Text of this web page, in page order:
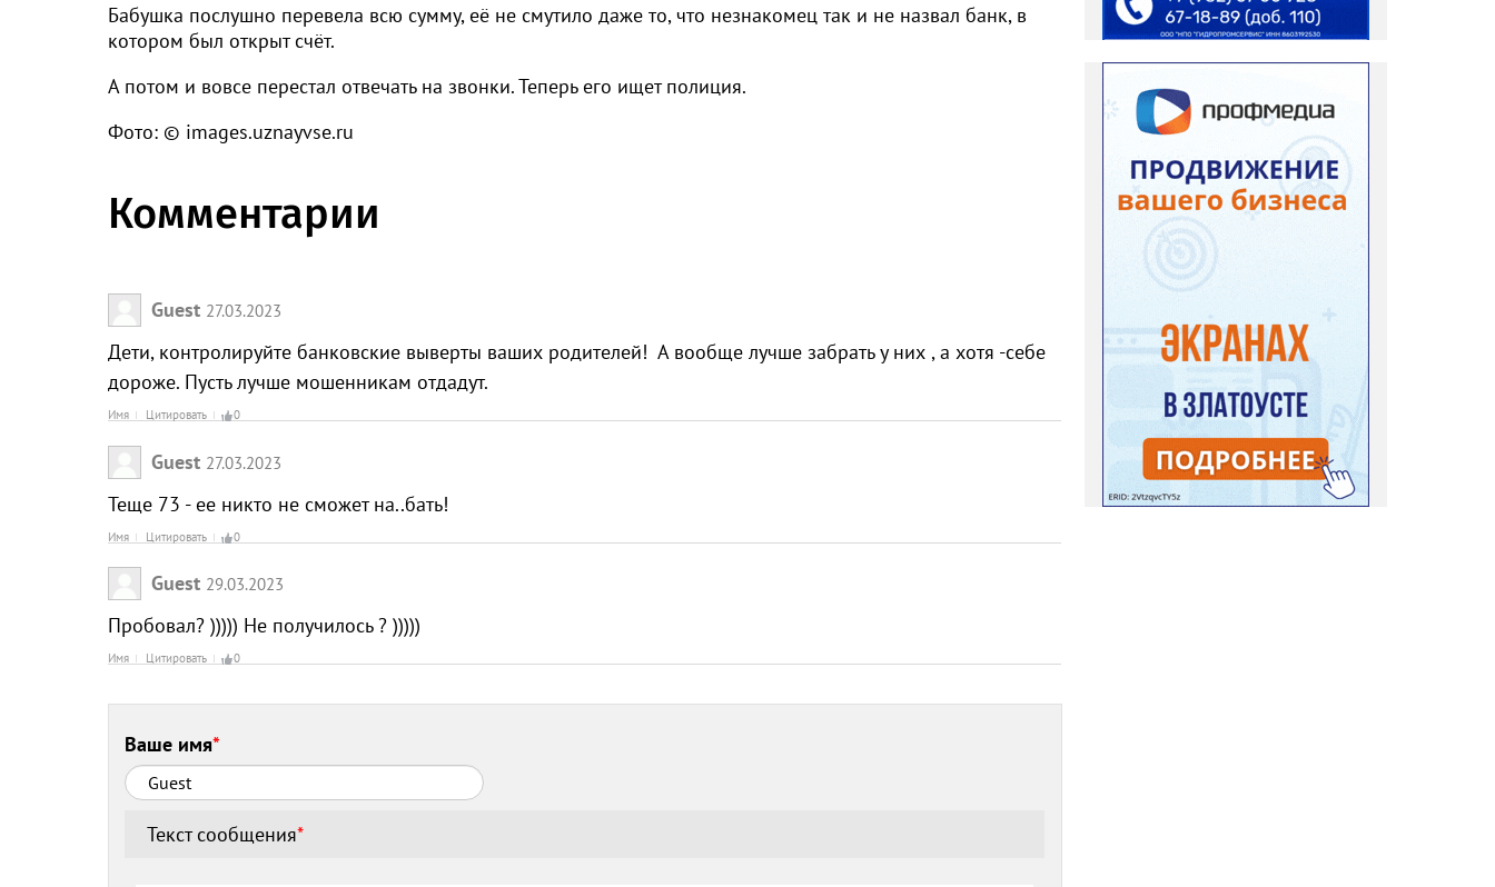
Бабушка послушно перевела всю сумму, её не смутило даже то, что незнакомец так и не назвал банк, в
котором был открыт счёт.
А потом и вовсе перестал отвечать на звонки. Теперь его ищет полиция.
Фото: © images.uznayvse.ru
Комментарии
Guest 27.03.2023
Дети, контролируйте банковские выверты ваших родителей! А вообще лучше забрать у них , а хотя -себе
дороже. Пусть лучше мошенникам отдадут.
Имя Цитировать 0
Guest 27.03.2023
Теще 73 - ее никто не сможет на..бать!
Имя Цитировать 0
Guest 29.03.2023
Пробовал? ))))) Не получилось ? )))))
Имя Цитировать 0
Ваше имя*
Текст сообщения*